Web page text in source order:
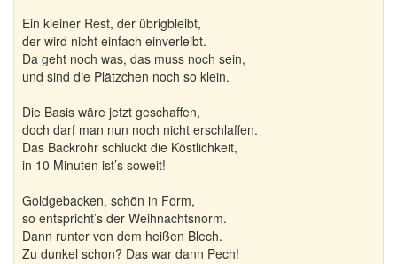
Ein kleiner Rest, der übrigbleibt,
der wird nicht einfach einverleibt.
Da geht noch was, das muss noch sein,
und sind die Plätzchen noch so klein.
Die Basis wäre jetzt geschaffen,
doch darf man nun noch nicht erschlaffen.
Das Backrohr schluckt die Köstlichkeit,
in 10 Minuten ist’s soweit!
Goldgebacken, schön in Form,
so entspricht’s der Weihnachtsnorm.
Dann runter von dem heißen Blech.
Zu dunkel schon? Das war dann Pech!